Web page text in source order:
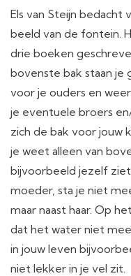
Els van Steijn bedacht
beeld van de fontein.
drie boeken
bovenste bak staan je
voor je ouders en
je eventuele broers
zich de bak voor jouw
je weet alleen van
bijvoorbeeld jezelf
moeder, sta je niet
maar naast haar. Op
dat het water niet
in jouw leven
niet lekker in je vel zit.